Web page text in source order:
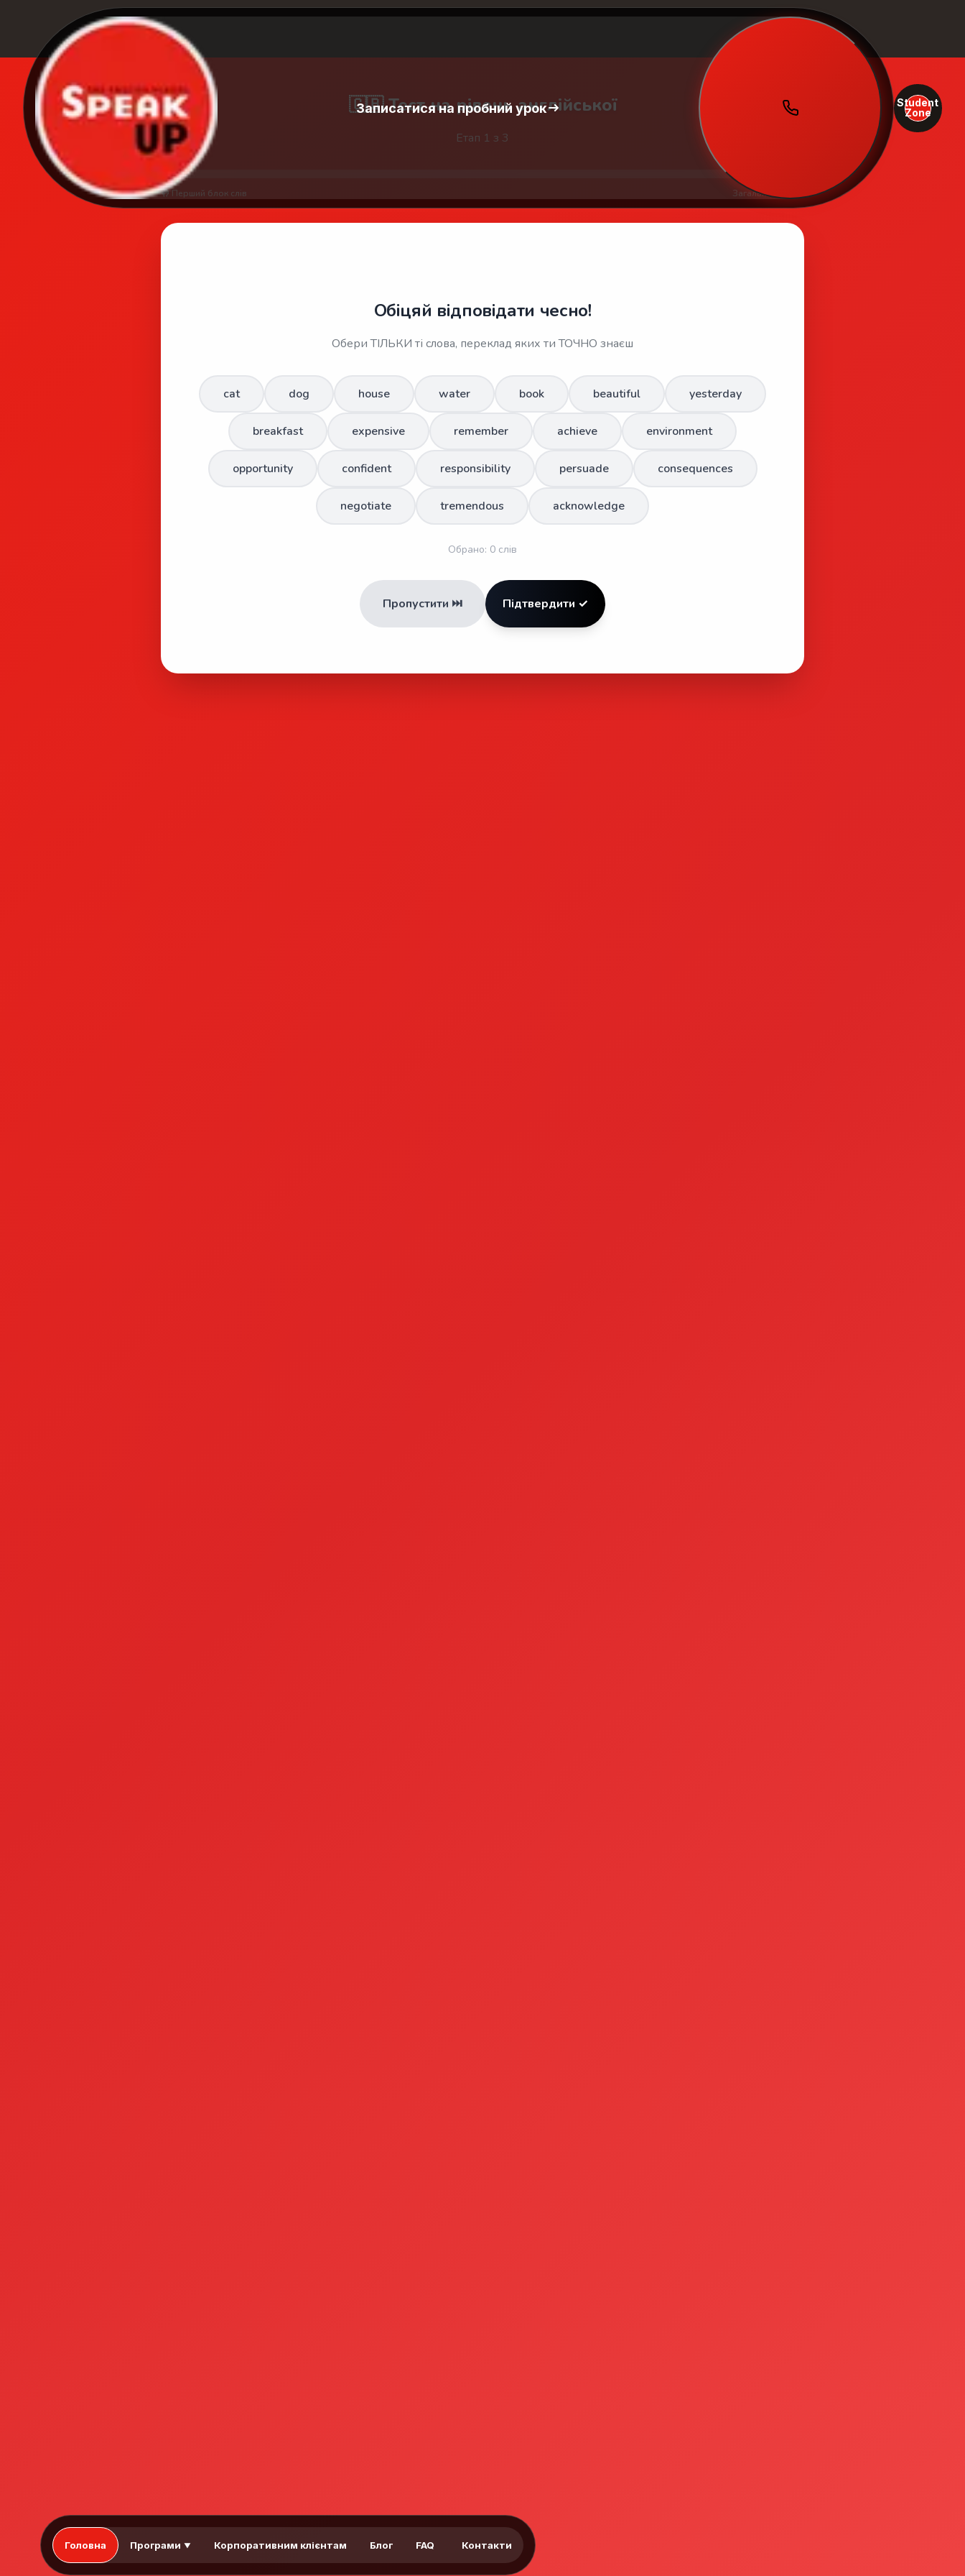
Записатися на пробний урок
Student
Zone
🇬🇧 Тест на рівень англійської
Етап 1 з 3
🤚 Перший блок слів Загальний бал:
Обіцяй відповідати чесно!
Обери ТІЛЬКИ ті слова, переклад яких ти ТОЧНО знаєш
cat dog house water book beautiful yesterday
breakfast expensive remember achieve environment
opportunity confident responsibility persuade consequences
negotiate tremendous acknowledge
Обрано: 0 слів
Пропустити ⏭️ Підтвердити ✓
Головна Програми ▼ Корпоративним клієнтам Блог FAQ Контакти